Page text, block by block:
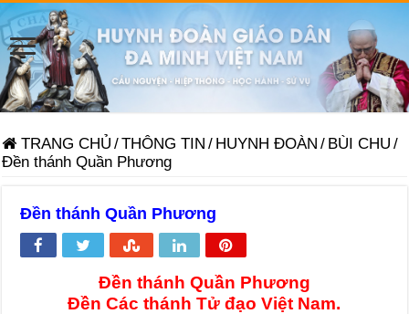
TRANG CHỦ /THÔNG TIN / HUYNH ĐOÀN / BÙI CHU /
Đền thánh Quần Phương
Đền thánh Quần Phương
Đền thánh Quần Phương
Đền Các thánh Tử đạo Việt Nam.